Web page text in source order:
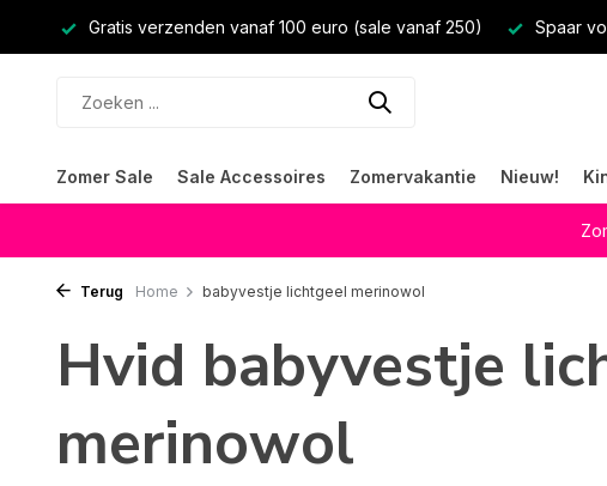
Gratis verzenden vanaf 100 euro (sale vanaf 250) Spaar
Zomer Sale Sale Accessoires Zomervakantie Nieuw!
Terug Home babyvestje lichtgeel merinowol
Hvid babyvestje
merinowol